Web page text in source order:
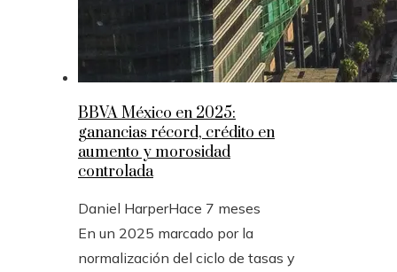
BBVA México en 2025:
ganancias récord, crédito en
aumento y morosidad
controlada
Daniel HarperHace 7 meses
En un 2025 marcado por la
normalización del ciclo de tasas y